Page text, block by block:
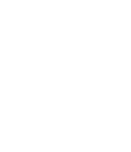
석 #JangKeunSuk